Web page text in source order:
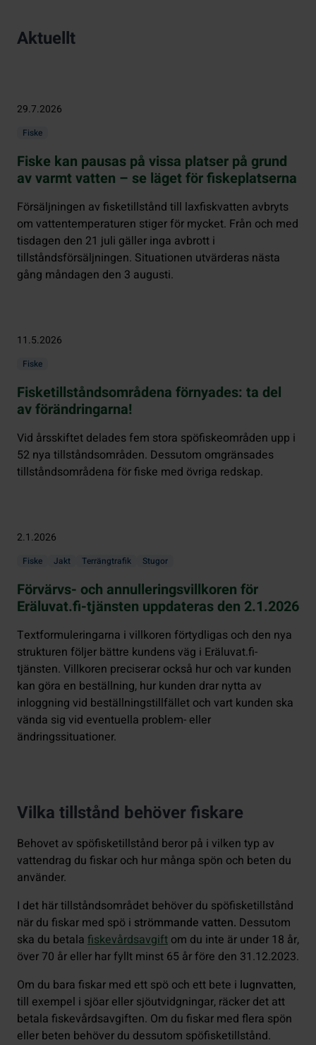
Aktuellt
29.7.2026
Fiske
Fiske kan pausas på vissa platser på grund
av varmt vatten – se läget för fiskeplatserna
Försäljningen av fisketillstånd till laxfiskvatten avbryts
om vattentemperaturen stiger för mycket. Från och med
tisdagen den 21 juli gäller inga avbrott i
tillståndsförsäljningen. Situationen utvärderas nästa
gång måndagen den 3 augusti.
11.5.2026
Fiske
Fisketillståndsområdena förnyades: ta del
av förändringarna!
Vid årsskiftet delades fem stora spöfiskeområden upp i
52 nya tillståndsområden. Dessutom omgränsades
tillståndsområdena för fiske med övriga redskap.
2.1.2026
Fiske Jakt Terrängtrafik Stugor
Förvärvs- och annulleringsvillkoren för
Eräluvat.fi-tjänsten uppdateras den 2.1.2026
Textformuleringarna i villkoren förtydligas och den nya
strukturen följer bättre kundens väg i Eräluvat.fi-
tjänsten. Villkoren preciserar också hur och var kunden
kan göra en beställning, hur kunden drar nytta av
inloggning vid beställningstillfället och vart kunden ska
vända sig vid eventuella problem- eller
ändringssituationer.
Vilka tillstånd behöver fiskare
Behovet av spöfisketillstånd beror på i vilken typ av
vattendrag du fiskar och hur många spön och beten du
använder.
I det här tillståndsområdet behöver du spöfisketillstånd
när du fiskar med spö i strömmande vatten. Dessutom
ska du betala fiskevårdsavgift om du inte är under 18 år,
över 70 år eller har fyllt minst 65 år före den 31.12.2023.
Om du bara fiskar med ett spö och ett bete i lugnvatten,
till exempel i sjöar eller sjöutvidgningar, räcker det att
betala fiskevårdsavgiften. Om du fiskar med flera spön
eller beten behöver du dessutom spöfisketillstånd.